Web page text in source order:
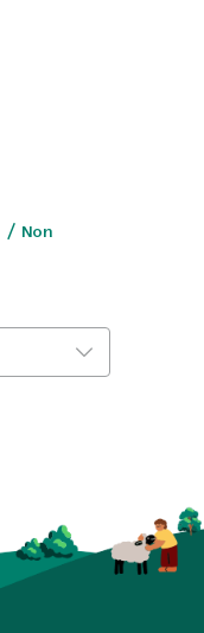
Non